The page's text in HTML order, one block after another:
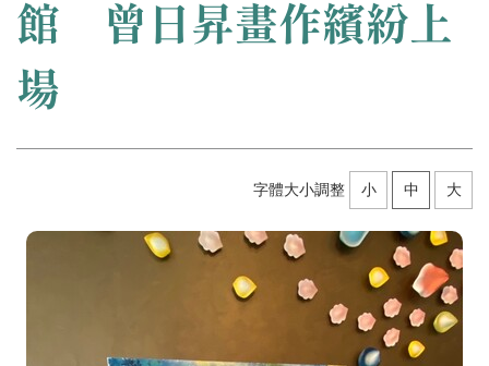
館 曾日昇畫作繽紛上
場
字體大小調整 小 中 大